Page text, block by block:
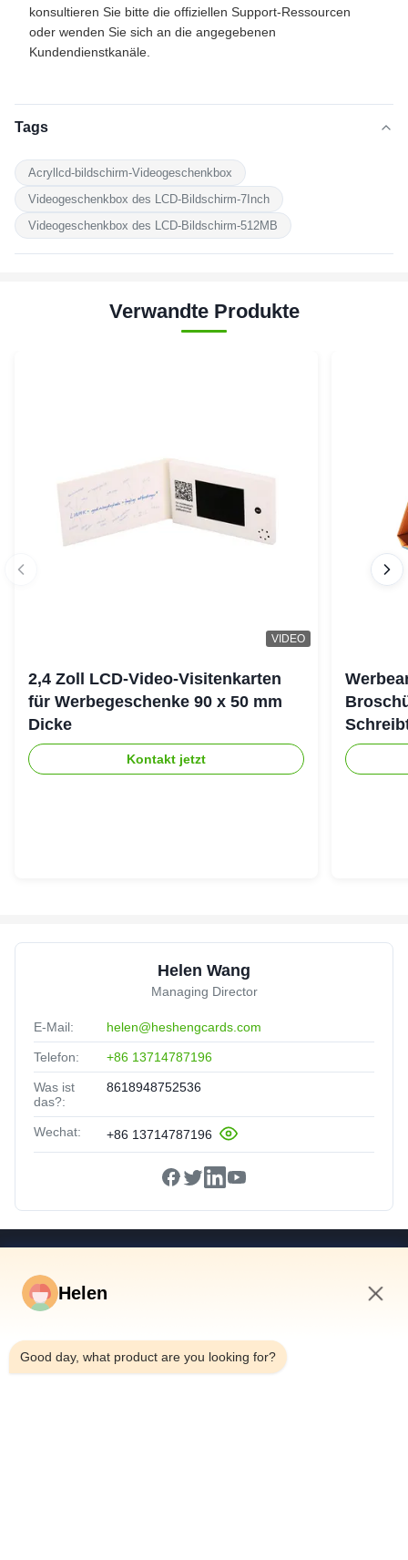
konsultieren Sie bitte die offiziellen Support-Ressourcen
oder wenden Sie sich an die angegebenen
Kundendienstkanäle.
Tags
Acryllcd-bildschirm-Videogeschenkbox
Videogeschenkbox des LCD-Bildschirm-7Inch
Videogeschenkbox des LCD-Bildschirm-512MB
Verwandte Produkte
VIDEO
2,4 Zoll LCD-Video-Visitenkarten
für Werbegeschenke 90 x 50 mm
Dicke
Kontakt jetzt
Helen Wang
Managing Director
E-Mail: helen@heshengcards.com
Telefon: +86 13714787196
Was ist
das?:
8618948752536
Wechat: +86 13714787196
Videos
Über Uns
Helen
Good day, what product are you looking for?